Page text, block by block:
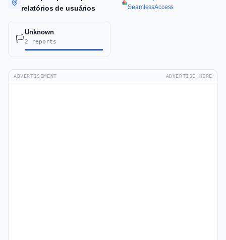
relatórios de usuários
SeamlessAccess
🏳️
Unknown
2 reports
ADVERTISEMENT ADVERTISE HERE